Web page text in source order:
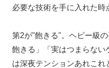
必要な技術を手に入れた時
第2が"飽きる"。ヘビー級
飽きる」「実はつまらな
は深夜テンションあれこ